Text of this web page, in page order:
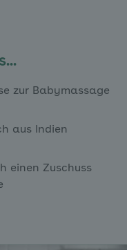
zur Babymassage
aus Indien
einen Zuschuss